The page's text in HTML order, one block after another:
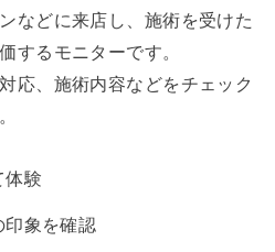
などに来店し、施術を受けた
するモニターです。
応、施術内容などをチェック
体験
印象を確認